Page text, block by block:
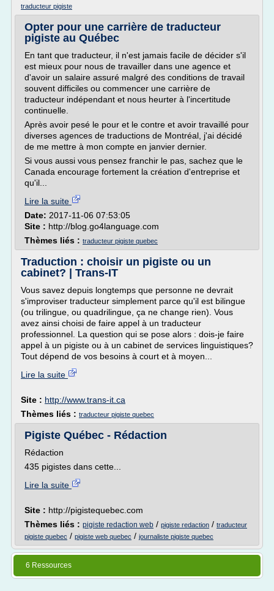
traducteur pigiste
Opter pour une carrière de traducteur
pigiste au Québec
En tant que traducteur, il n'est jamais facile de décider s'il
est mieux pour nous de travailler dans une agence et
d'avoir un salaire assuré malgré des conditions de travail
souvent difficiles ou commencer une carrière de
traducteur indépendant et nous heurter à l'incertitude
continuelle.
Après avoir pesé le pour et le contre et avoir travaillé pour
diverses agences de traductions de Montréal, j'ai décidé
de me mettre à mon compte en janvier dernier.
Si vous aussi vous pensez franchir le pas, sachez que le
Canada encourage fortement la création d'entreprise et
qu'il...
Lire la suite
Date: 2017-11-06 07:53:05
Site : http://blog.go4language.com
Thèmes liés : traducteur pigiste quebec
Traduction : choisir un pigiste ou un
cabinet? | Trans-IT
Vous savez depuis longtemps que personne ne devrait
s'improviser traducteur simplement parce qu'il est bilingue
(ou trilingue, ou quadrilingue, ça ne change rien). Vous
avez ainsi choisi de faire appel à un traducteur
professionnel. La question qui se pose alors : dois-je faire
appel à un pigiste ou à un cabinet de services linguistiques?
Tout dépend de vos besoins à court et à moyen...
Lire la suite
Site : http://www.trans-it.ca
Thèmes liés : traducteur pigiste quebec
Pigiste Québec - Rédaction
Rédaction
435 pigistes dans cette...
Lire la suite
Site : http://pigistequebec.com
Thèmes liés : pigiste redaction web / pigiste redaction / traducteur
pigiste quebec / pigiste web quebec / journaliste pigiste quebec
6 Ressources